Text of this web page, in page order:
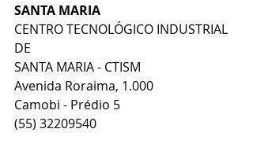
SANTA MARIA
CENTRO TECNOLÓGICO INDUSTRIAL
DE
SANTA MARIA - CTISM
Avenida Roraima, 1.000
Camobi - Prédio 5
(55) 32209540